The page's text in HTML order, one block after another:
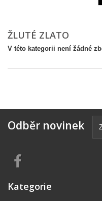
ŽLUTÉ ZLATO
V této kategorii není žádné
Odběr novinek
Kategorie